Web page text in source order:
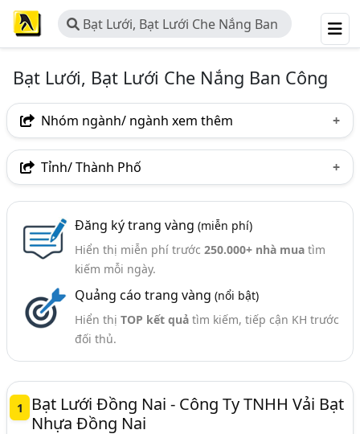
Bạt Lưới, Bạt Lưới Che Nắng Ban
Công
Bạt Lưới, Bạt Lưới Che Nắng Ban Công
Nhóm ngành/ ngành xem thêm
Ngành nghề
Ngành xem thêm
Mái Hiên, Mái Che - Sản Xuất, Thiết Kế Và Thi Công Lắp
Bạt Nhựa, Bạt Che Nắng, Bạt Che Mưa (233)
Tỉnh/ Thành Phố
Bắc Ninh
Hưng Yên Phú Thọ
Đăng ký trang vàng (miễn phí)
Hiển thị miễn phí trước 250.000+ nhà muatìm
kiếm mỗi ngày.
Quảng cáo trang vàng (nổi bật)
Hiển thị TOP kết quảtìm kiếm, tiếp cận KH trước
đối thủ.
1
Bạt Lưới Đồng Nai - Công Ty TNHH Vải Bạt
Nhựa Đồng Nai